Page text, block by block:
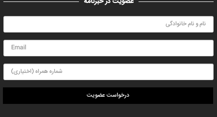
درخواست عضویت